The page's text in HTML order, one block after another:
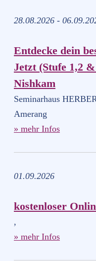
28.08.2026 -
Entdecke dein
Jetzt (Stufe 1,2
Nishkam
Seminarhaus
Amerang
» mehr Infos
01.09.2026
kostenloser
,
» mehr Infos